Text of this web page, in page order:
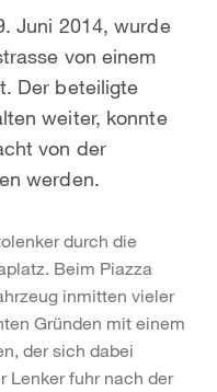
Juni 2014, wurde
von einem
Der beteiligte
weiter, konnte
von der
werden.
durch die
Beim Piazza
inmitten vieler
Gründen mit einem
der sich dabei
Lenker fuhr nach der